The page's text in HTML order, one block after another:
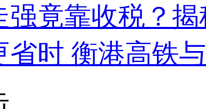
强竟靠收税？
省时 衡港高铁